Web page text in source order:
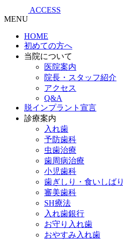
ACCESS
MENU
HOME
初めての方へ
当院について
医院案内
院長・スタッフ紹介
アクセス
Q&A
脱インプラント宣言
診療案内
入れ歯
予防歯科
虫歯治療
歯周病治療
小児歯科
歯ぎしり・食いしばり
審美歯科
SH療法
入れ歯銀行
お守り入れ歯
おやすみ入れ歯